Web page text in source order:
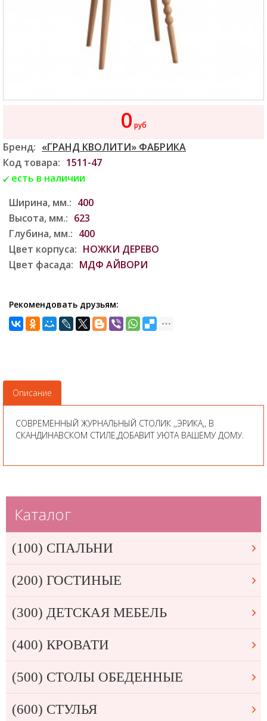
0 руб
Бренд: «ГРАНД КВОЛИТИ» ФАБРИКА
Код товара: 1511-47
есть в наличии
Ширина, мм.: 400
Высота, мм.: 623
Глубина, мм.: 400
Цвет корпуса: НОЖКИ ДЕРЕВО
Цвет фасада: МДФ АЙВОРИ
Рекомендовать друзьям:
Описание
СОВРЕМЕННЫЙ ЖУРНАЛЬНЫЙ СТОЛИК ,,ЭРИКА,, В
СКАНДИНАВСКОМ СТИЛЕ,ДОБАВИТ УЮТА ВАШЕМУ ДОМУ.
Каталог
(100) СПАЛЬНИ
(200) ГОСТИНЫЕ
(300) ДЕТСКАЯ МЕБЕЛЬ
(400) КРОВАТИ
(500) СТОЛЫ ОБЕДЕННЫЕ
(600) СТУЛЬЯ